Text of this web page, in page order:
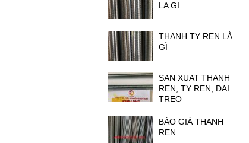
LA GI
THANH TY REN LÀ
GÌ
SAN XUAT THANH
REN, TY REN, ĐAI
TREO
BÁO GIÁ THANH
REN